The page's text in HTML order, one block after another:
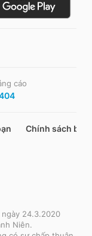
cáo
Chính sách bảo
ngày 24.3.2020
Niên.